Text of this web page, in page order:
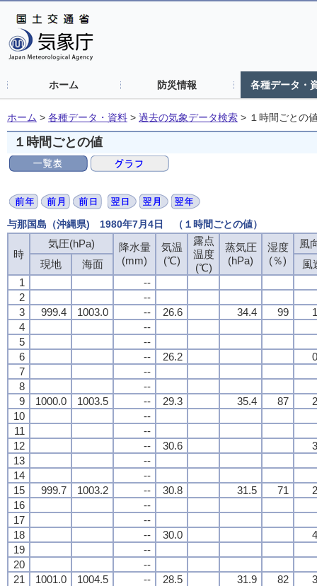
ホーム 防災情報 各種データ・
ホーム > 各種データ・資料 > 過去の気象データ検索 > １時間ごとの
１時間ごとの値
与那国島（沖縄県) 1980年7月4日 （１時間ごとの値）
時
気圧(hPa)
降水量
(mm)
気温
(℃)
露点
温度
(℃)
蒸気圧
(hPa)
湿度
(％)
風
現地
海面
風
1
--
2
--
3
999.4 1003.0 -- 26.6 34.4 99
4
--
5
--
6
-- 26.2
7
--
8
--
9
1000.0 1003.5 -- 29.3 35.4 87
10
--
11
--
12
-- 30.6
13
--
14
--
15
999.7 1003.2 -- 30.8 31.5 71
16
--
17
--
18
-- 30.0
19
--
20
--
21
1001.0 1004.5 -- 28.5 31.9 82